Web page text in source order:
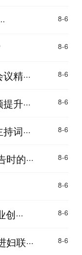
8-6
8-6
精··· 8-6
升··· 8-6
词··· 8-6
的··· 8-6
8-6
··· 8-6
联··· 8-6